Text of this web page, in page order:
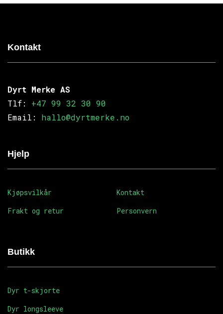
Kontakt
Dyrt Merke AS
Tlf: +47 99 32 30 90
Email: hallo@dyrtmerke.no
Hjelp
Kjøpsvilkår
Frakt og retur
Kontakt
Personvern
Butikk
Dyr t-skjorte
Dyr longsleeve